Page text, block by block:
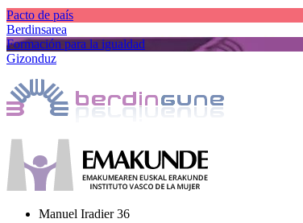
Pacto de país
Berdinsarea
Formación para la igualdad
Gizonduz
Manuel Iradier 36